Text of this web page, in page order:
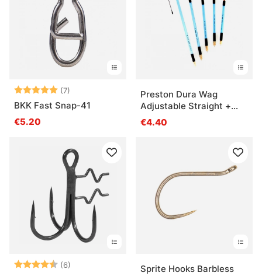
Beoordeling:
(7)
BKK Fast Snap-41
€5.20
Preston Dura Wag
Adjustable Straight +
Inserts
€4.40
Beoordeling:
(6)
Sprite Hooks Barbless